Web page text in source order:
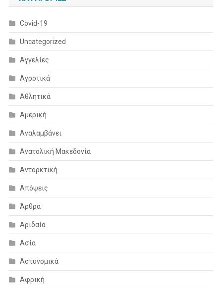
Covid-19
Uncategorized
Αγγελίες
Αγροτικά
Αθλητικά
Αμερική
Αναλαμβάνει
Ανατολική Μακεδονία
Ανταρκτική
Απόψεις
Άρθρα
Αριδαία
Ασία
Αστυνομικά
Αφρική